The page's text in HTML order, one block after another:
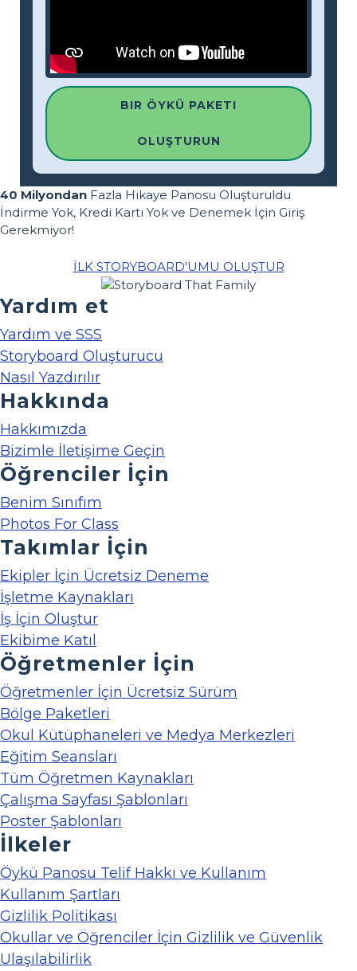
BIR ÖYKÜ PAKETI
OLUŞTURUN
40 Milyondan Fazla Hikaye Panosu Oluşturuldu
İndirme Yok, Kredi Kartı Yok ve Denemek İçin Giriş
Gerekmiyor!
İLK STORYBOARD'UMU OLUŞTUR
Yardım et
Yardım ve SSS
Storyboard Oluşturucu
Nasıl Yazdırılır
Hakkında
Hakkımızda
Bizimle İletişime Geçin
Öğrenciler İçin
Benim Sınıfım
Photos For Class
Takımlar İçin
Ekipler İçin Ücretsiz Deneme
İşletme Kaynakları
İş İçin Oluştur
Ekibime Katıl
Öğretmenler İçin
Öğretmenler İçin Ücretsiz Sürüm
Bölge Paketleri
Okul Kütüphaneleri ve Medya Merkezleri
Eğitim Seansları
Tüm Öğretmen Kaynakları
Çalışma Sayfası Şablonları
Poster Şablonları
İlkeler
Öykü Panosu Telif Hakkı ve Kullanım
Kullanım Şartları
Gizlilik Politikası
Okullar ve Öğrenciler İçin Gizlilik ve Güvenlik
Ulaşılabilirlik